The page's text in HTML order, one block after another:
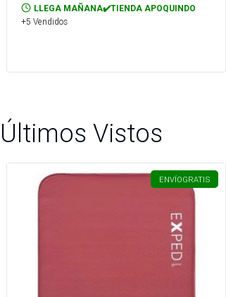
LLEGA MAÑANA✔️TIENDA APOQUINDO
+5 Vendidos
Últimos Vistos
ENVÍOGRATIS